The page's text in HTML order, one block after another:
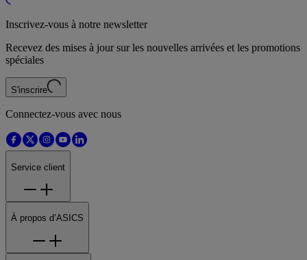
Inscrivez-vous à notre newsletter
Recevez des mises à jour sur les nouvelles arrivées et les promotions
spéciales
S'inscrire
Connectez-vous avec nous
Service client
À propos d’ASICS